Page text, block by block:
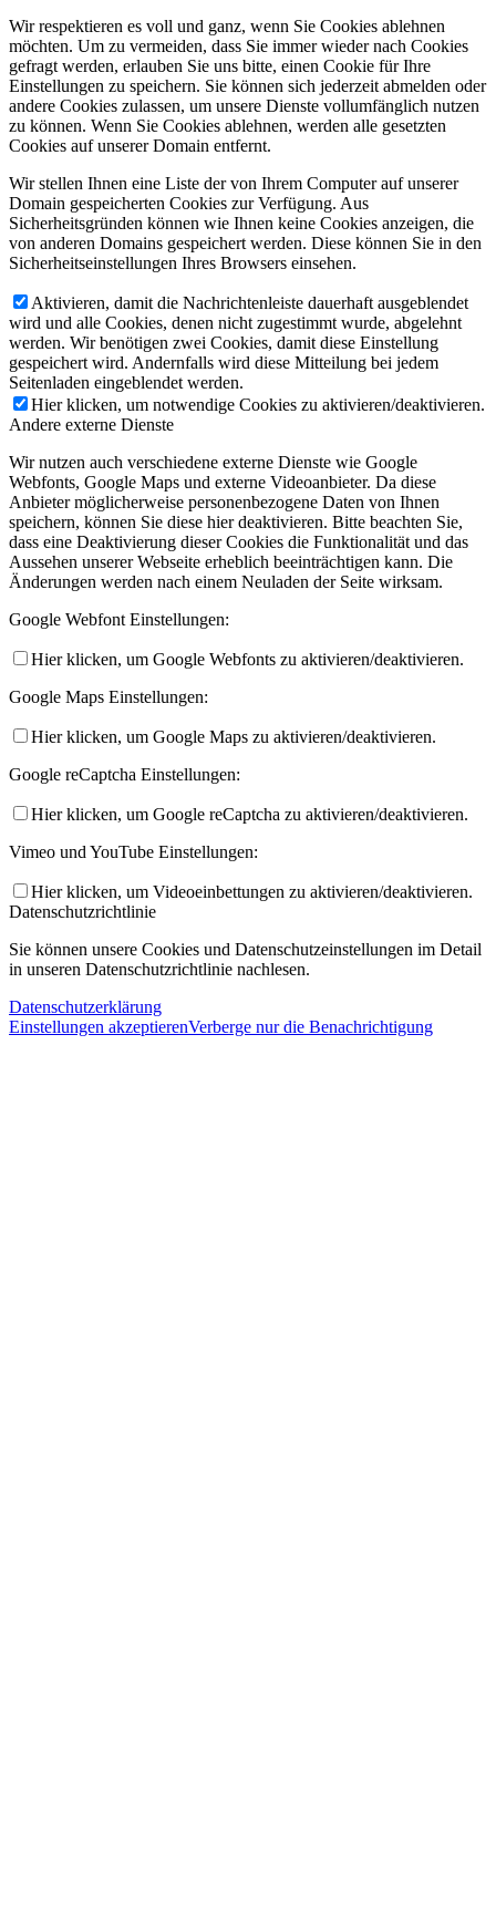
Wir respektieren es voll und ganz, wenn Sie Cookies ablehnen
möchten. Um zu vermeiden, dass Sie immer wieder nach Cookies
gefragt werden, erlauben Sie uns bitte, einen Cookie für Ihre
Einstellungen zu speichern. Sie können sich jederzeit abmelden oder
andere Cookies zulassen, um unsere Dienste vollumfänglich nutzen
zu können. Wenn Sie Cookies ablehnen, werden alle gesetzten
Cookies auf unserer Domain entfernt.
Wir stellen Ihnen eine Liste der von Ihrem Computer auf unserer
Domain gespeicherten Cookies zur Verfügung. Aus
Sicherheitsgründen können wie Ihnen keine Cookies anzeigen, die
von anderen Domains gespeichert werden. Diese können Sie in den
Sicherheitseinstellungen Ihres Browsers einsehen.
Aktivieren, damit die Nachrichtenleiste dauerhaft ausgeblendet
wird und alle Cookies, denen nicht zugestimmt wurde, abgelehnt
werden. Wir benötigen zwei Cookies, damit diese Einstellung
gespeichert wird. Andernfalls wird diese Mitteilung bei jedem
Seitenladen eingeblendet werden.
Hier klicken, um notwendige Cookies zu aktivieren/deaktivieren.
Andere externe Dienste
Wir nutzen auch verschiedene externe Dienste wie Google
Webfonts, Google Maps und externe Videoanbieter. Da diese
Anbieter möglicherweise personenbezogene Daten von Ihnen
speichern, können Sie diese hier deaktivieren. Bitte beachten Sie,
dass eine Deaktivierung dieser Cookies die Funktionalität und das
Aussehen unserer Webseite erheblich beeinträchtigen kann. Die
Änderungen werden nach einem Neuladen der Seite wirksam.
Google Webfont Einstellungen:
Hier klicken, um Google Webfonts zu aktivieren/deaktivieren.
Google Maps Einstellungen:
Hier klicken, um Google Maps zu aktivieren/deaktivieren.
Google reCaptcha Einstellungen:
Hier klicken, um Google reCaptcha zu aktivieren/deaktivieren.
Vimeo und YouTube Einstellungen:
Hier klicken, um Videoeinbettungen zu aktivieren/deaktivieren.
Datenschutzrichtlinie
Sie können unsere Cookies und Datenschutzeinstellungen im Detail
in unseren Datenschutzrichtlinie nachlesen.
Datenschutzerklärung
Einstellungen akzeptierenVerberge nur die Benachrichtigung